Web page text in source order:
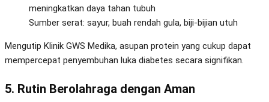
meningkatkan daya tahan tubuh
Sumber serat: sayur, buah rendah gula, biji-bijian utuh
Mengutip Klinik GWS Medika, asupan protein yang cukup dapat
mempercepat penyembuhan luka diabetes secara signifikan.
5. Rutin Berolahraga dengan Aman